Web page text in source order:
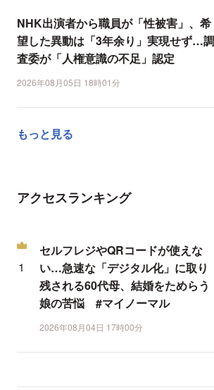
NHK出演者から職員が「性被害」、希
望した異動は「3年余り」実現せず…調
査委が「人権意識の不足」認定
2026年08月05日 18時01分
もっと見る
アクセスランキング
セルフレジやQRコードが使えな
い…急速な「デジタル化」に取り
残される60代母、結婚をためらう
娘の苦悩 #マイノーマル
2026年08月04日 17時00分